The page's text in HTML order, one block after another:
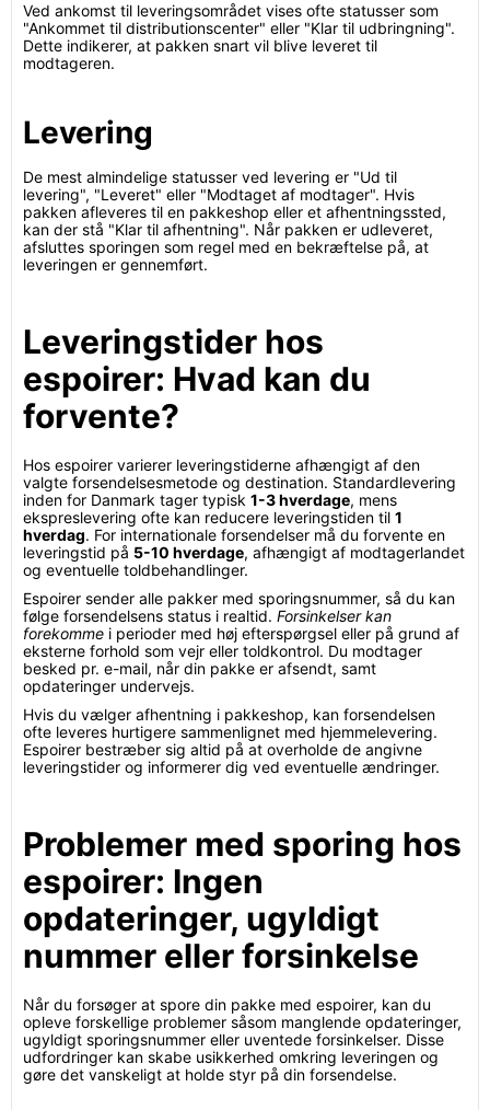
Ved ankomst til leveringsområdet vises ofte statusser som
"Ankommet til distributionscenter" eller "Klar til udbringning".
Dette indikerer, at pakken snart vil blive leveret til
modtageren.
Levering
De mest almindelige statusser ved levering er "Ud til
levering", "Leveret" eller "Modtaget af modtager". Hvis
pakken afleveres til en pakkeshop eller et afhentningssted,
kan der stå "Klar til afhentning". Når pakken er udleveret,
afsluttes sporingen som regel med en bekræftelse på, at
leveringen er gennemført.
Leveringstider hos
espoirer: Hvad kan du
forvente?
Hos espoirer varierer leveringstiderne afhængigt af den
valgte forsendelsesmetode og destination. Standardlevering
inden for Danmark tager typisk 1-3 hverdage, mens
ekspreslevering ofte kan reducere leveringstiden til 1
hverdag. For internationale forsendelser må du forvente en
leveringstid på 5-10 hverdage, afhængigt af modtagerlandet
og eventuelle toldbehandlinger.
Espoirer sender alle pakker med sporingsnummer, så du kan
følge forsendelsens status i realtid. Forsinkelser kan
forekomme i perioder med høj efterspørgsel eller på grund af
eksterne forhold som vejr eller toldkontrol. Du modtager
besked pr. e-mail, når din pakke er afsendt, samt
opdateringer undervejs.
Hvis du vælger afhentning i pakkeshop, kan forsendelsen
ofte leveres hurtigere sammenlignet med hjemmelevering.
Espoirer bestræber sig altid på at overholde de angivne
leveringstider og informerer dig ved eventuelle ændringer.
Problemer med sporing hos
espoirer: Ingen
opdateringer, ugyldigt
nummer eller forsinkelse
Når du forsøger at spore din pakke med espoirer, kan du
opleve forskellige problemer såsom manglende opdateringer,
ugyldigt sporingsnummer eller uventede forsinkelser. Disse
udfordringer kan skabe usikkerhed omkring leveringen og
gøre det vanskeligt at holde styr på din forsendelse.